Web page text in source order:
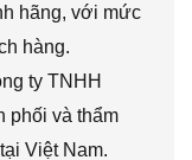
hãng, với mức
hàng.
ty TNHH
phối và thẩm
Việt Nam.